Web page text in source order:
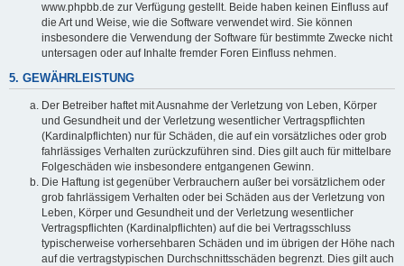
www.phpbb.de zur Verfügung gestellt. Beide haben keinen Einfluss auf
die Art und Weise, wie die Software verwendet wird. Sie können
insbesondere die Verwendung der Software für bestimmte Zwecke nicht
untersagen oder auf Inhalte fremder Foren Einfluss nehmen.
5. GEWÄHRLEISTUNG
Der Betreiber haftet mit Ausnahme der Verletzung von Leben, Körper
und Gesundheit und der Verletzung wesentlicher Vertragspflichten
(Kardinalpflichten) nur für Schäden, die auf ein vorsätzliches oder grob
fahrlässiges Verhalten zurückzuführen sind. Dies gilt auch für mittelbare
Folgeschäden wie insbesondere entgangenen Gewinn.
Die Haftung ist gegenüber Verbrauchern außer bei vorsätzlichem oder
grob fahrlässigem Verhalten oder bei Schäden aus der Verletzung von
Leben, Körper und Gesundheit und der Verletzung wesentlicher
Vertragspflichten (Kardinalpflichten) auf die bei Vertragsschluss
typischerweise vorhersehbaren Schäden und im übrigen der Höhe nach
auf die vertragstypischen Durchschnittsschäden begrenzt. Dies gilt auch